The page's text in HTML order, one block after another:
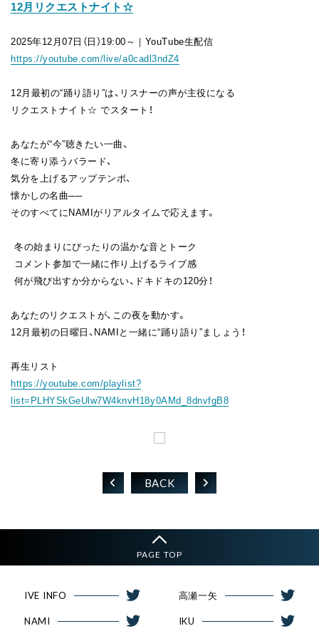
FAN CLUB
12月リクエストナイト☆
2025年12月07日（日）19:00～｜YouTube生配信
https://youtube.com/live/a0cadl3ndZ4
12月最初の“踊り語り”は、リスナーの声が主役になる
リクエストナイト☆ でスタート！
あなたが“今”聴きたい一曲、
冬に寄り添うバラード、
気分を上げるアップテンポ、
懐かしの名曲──
そのすべてにNAMIがリアルタイムで応えます。
️ 冬の始まりにぴったりの温かな音とトーク
コメント参加で一緒に作り上げるライブ感
何が飛び出すか分からない、ドキドキの120分！
あなたのリクエストが、この夜を動かす。
12月最初の日曜日、NAMIと一緒に“踊り語り”ましょう！
再生リスト
https://youtube.com/playlist?
list=PLHYSkGeUlw7W4knvH18y0AMd_8dnvfgB8
BACK
PAGE TOP
IVE INFO 高瀬一矢
NAMI IKU